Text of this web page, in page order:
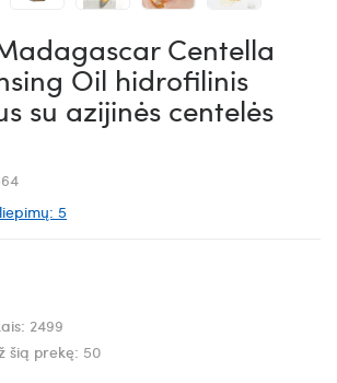
Centella
Oil hidrofilinis
su azijinės centelės
5
2499
šią prekę: 50